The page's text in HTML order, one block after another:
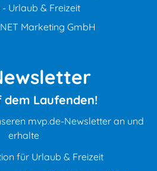
Urlaub & Freizeit
Marketing GmbH
dem Laufenden!
mvp.de-Newsletter an und
erhalte
für Urlaub & Freizeit